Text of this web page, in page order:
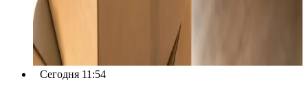
Сегодня 11:54